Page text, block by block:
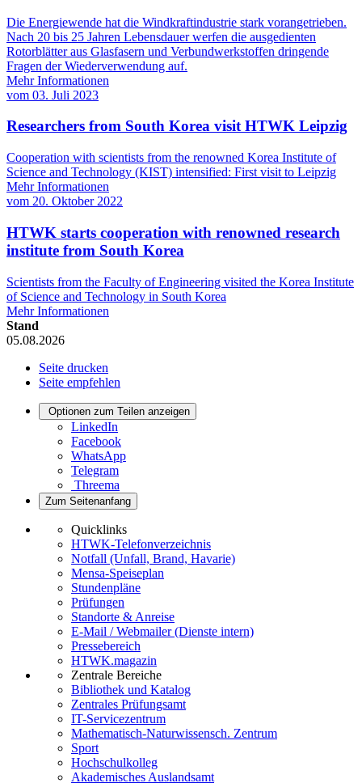
Die Energiewende hat die Windkraftindustrie stark vorangetrieben.
Nach 20 bis 25 Jahren Lebensdauer werfen die ausgedienten
Rotorblätter aus Glasfasern und Verbundwerkstoffen dringende
Fragen der Wiederverwendung auf.
Mehr Informationen
vom 03. Juli 2023
Researchers from South Korea visit HTWK Leipzig
Cooperation with scientists from the renowned Korea Institute of
Science and Technology (KIST) intensified: First visit to Leipzig
Mehr Informationen
vom 20. Oktober 2022
HTWK starts cooperation with renowned research
institute from South Korea
Scientists from the Faculty of Engineering visited the Korea Institute
of Science and Technology in South Korea
Mehr Informationen
Stand
05.08.2026
Seite drucken
Seite empfehlen
Optionen zum Teilen anzeigen
LinkedIn
Facebook
WhatsApp
Telegram
Threema
Zum Seitenanfang
Quicklinks
HTWK-Telefonverzeichnis
Notfall (Unfall, Brand, Havarie)
Mensa-Speiseplan
Stundenpläne
Prüfungen
Standorte & Anreise
E-Mail / Webmailer (Dienste intern)
Pressebereich
HTWK.magazin
Zentrale Bereiche
Bibliothek und Katalog
Zentrales Prüfungsamt
IT-Servicezentrum
Mathematisch-Naturwissensch. Zentrum
Sport
Hochschulkolleg
Akademisches Auslandsamt